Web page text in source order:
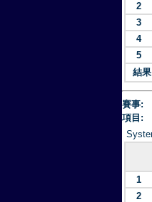
2
3
4
5
結果
賽事:
項目:
1
2